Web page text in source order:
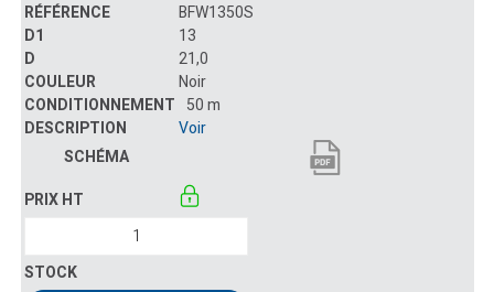
BFW1350S
13
21,0
Noir
50 m
Voir